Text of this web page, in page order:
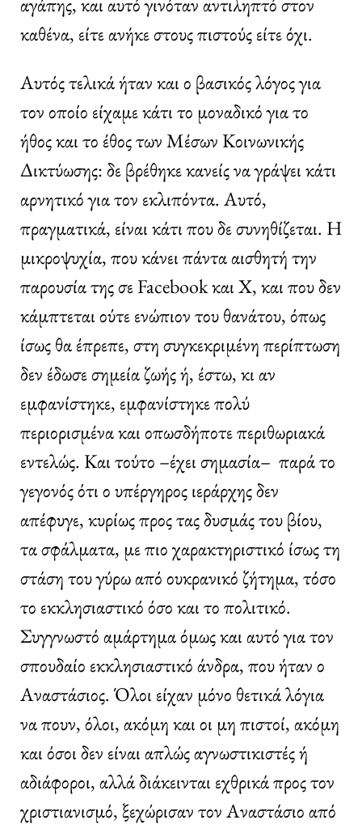
καθένα, είτε ανήκε στους πιστούς είτε όχι.
Αυτός τελικά ήταν και ο βασικός λόγος για
τον οποίο είχαμε κάτι το μοναδικό για το
ήθος και το έθος των Μέσων Κοινωνικής
Δικτύωσης: δε βρέθηκε κανείς να γράψει κάτι
αρνητικό για τον εκλιπόντα. Αυτό,
πραγματικά, είναι κάτι που δε συνηθίζεται. Η
μικροψυχία, που κάνει πάντα αισθητή την
παρουσία της σε Facebook και X, και που δεν
κάμπτεται ούτε ενώπιον του θανάτου, όπως
ίσως θα έπρεπε, στη συγκεκριμένη περίπτωση
δεν έδωσε σημεία ζωής ή, έστω, κι αν
εμφανίστηκε, εμφανίστηκε πολύ
περιορισμένα και οπωσδήποτε περιθωριακά
εντελώς. Και τούτο –έχει σημασία– παρά το
γεγονός ότι ο υπέργηρος ιεράρχης δεν
απέφυγε, κυρίως προς τας δυσμάς του βίου,
τα σφάλματα, με πιο χαρακτηριστικό ίσως τη
στάση του γύρω από ουκρανικό ζήτημα, τόσο
το εκκλησιαστικό όσο και το πολιτικό.
Συγγνωστό αμάρτημα όμως και αυτό για τον
σπουδαίο εκκλησιαστικό άνδρα, που ήταν ο
Αναστάσιος. Όλοι είχαν μόνο θετικά λόγια
να πουν, όλοι, ακόμη και οι μη πιστοί, ακόμη
και όσοι δεν είναι απλώς αγνωστικιστές ή
αδιάφοροι, αλλά διάκεινται εχθρικά προς τον
χριστιανισμό, ξεχώρισαν τον Αναστάσιο από